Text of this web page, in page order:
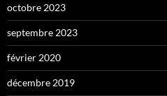
octobre 2023
septembre 2023
février 2020
décembre 2019